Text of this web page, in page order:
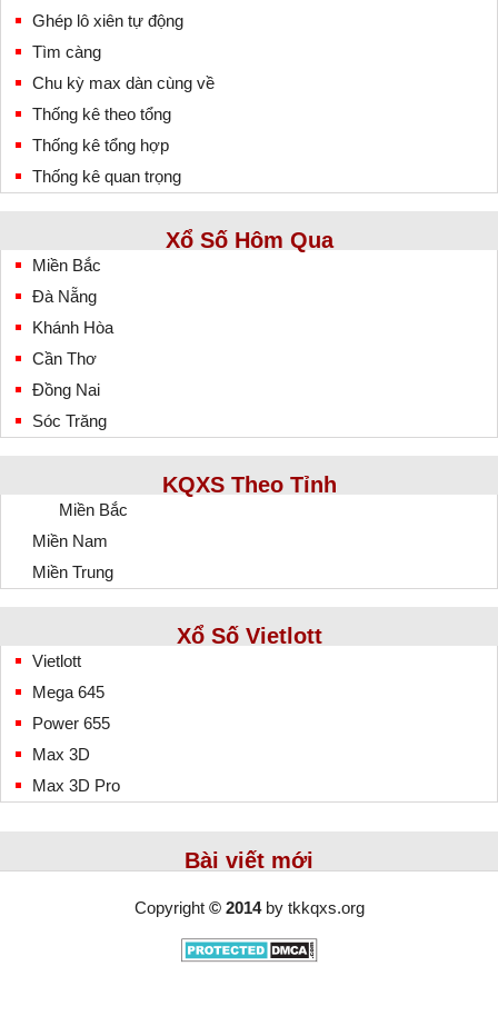
Ghép lô xiên tự động
Tìm càng
Chu kỳ max dàn cùng về
Thống kê theo tổng
Thống kê tổng hợp
Thống kê quan trọng
Xổ Số Hôm Qua
Miền Bắc
Đà Nẵng
Khánh Hòa
Cần Thơ
Đồng Nai
Sóc Trăng
KQXS Theo Tỉnh
Miền Bắc
Miền Nam
Miền Trung
Xổ Số Vietlott
Vietlott
Mega 645
Power 655
Max 3D
Max 3D Pro
Bài viết mới
Copyright © 2014by tkkqxs.org